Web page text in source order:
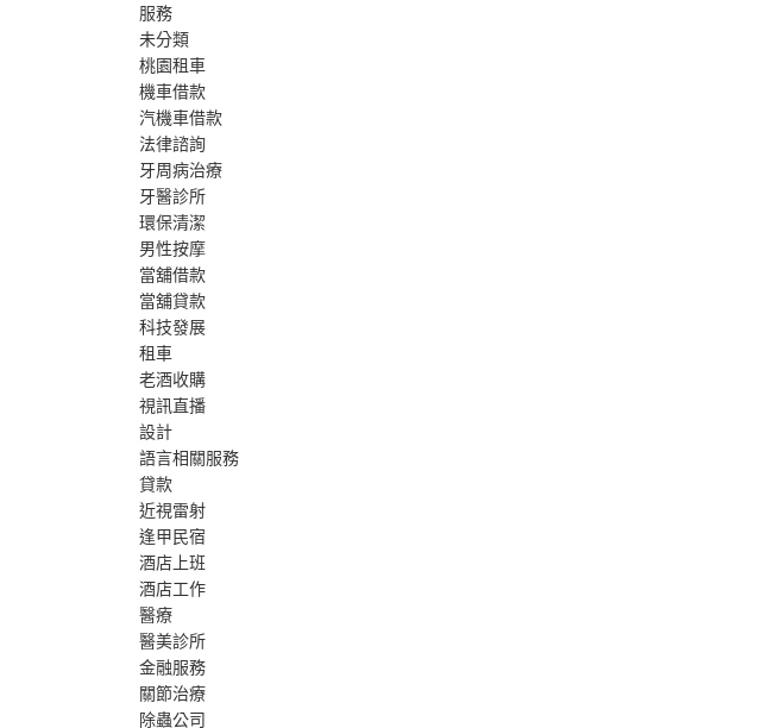
服務
未分類
桃園租車
機車借款
汽機車借款
法律諮詢
牙周病治療
牙醫診所
環保清潔
男性按摩
當舖借款
當舖貸款
科技發展
租車
老酒收購
視訊直播
設計
語言相關服務
貸款
近視雷射
逢甲民宿
酒店上班
酒店工作
醫療
醫美診所
金融服務
關節治療
除蟲公司